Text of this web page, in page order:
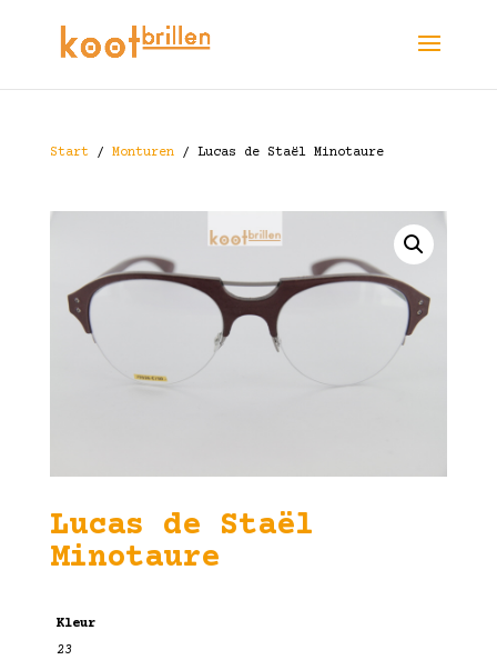
Start/ Monturen/ Lucas de Staël Minotaure
Lucas de Staël
Minotaure
Kleur
23